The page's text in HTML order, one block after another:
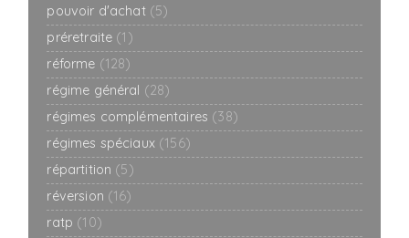
pouvoir d'achat (5)
préretraite (1)
réforme (128)
régime général (28)
régimes complémentaires (38)
régimes spéciaux (156)
répartition (5)
réversion (16)
ratp (10)